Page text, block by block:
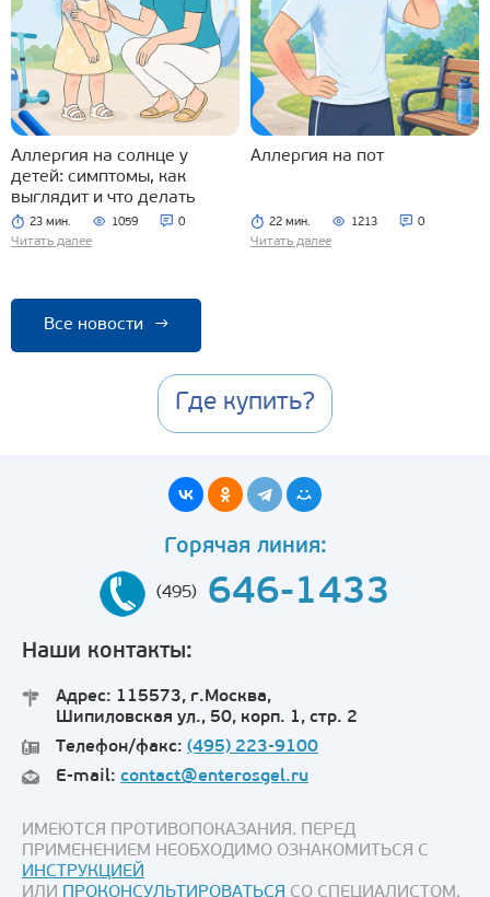
Аллергия на солнце у
детей: симптомы, как
выглядит и что делать
23 мин. 1059 0
Читать далее
Аллергия на пот
22 мин. 1213 0
Читать далее
Все новости →
Где купить?
Горячая линия:
(495) 646-1433
Наши контакты:
Адрес: 115573, г.Москва,
Шипиловская ул., 50, корп. 1, стр. 2
Телефон/факс: (495) 223-9100
E-mail: contact@enterosgel.ru
ИМЕЮТСЯ ПРОТИВОПОКАЗАНИЯ. ПЕРЕД
ПРИМЕНЕНИЕМ НЕОБХОДИМО ОЗНАКОМИТЬСЯ С
ИНСТРУКЦИЕЙ
ИЛИ ПРОКОНСУЛЬТИРОВАТЬСЯ СО СПЕЦИАЛИСТОМ.